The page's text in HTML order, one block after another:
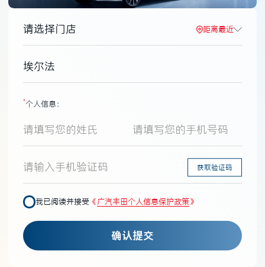
请选择门店 距离最近
埃尔法
*个人信息：
获取验证码
我已阅读并接受 《 广汽丰田个人信息保护政策》
确认提交